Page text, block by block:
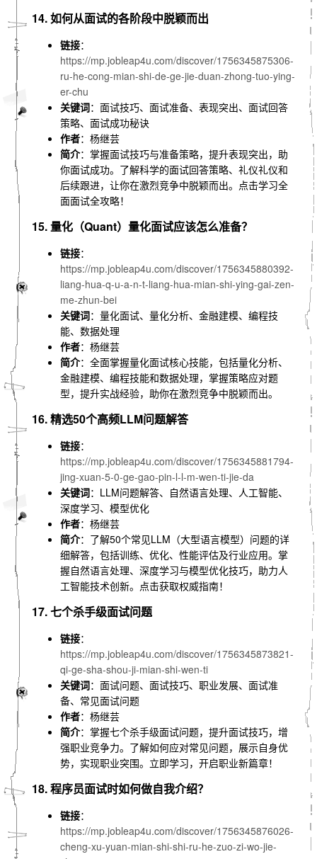
14. 如何从面试的各阶段中脱颖而出
链接：
https://mp.jobleap4u.com/discover/1756345875306-
ru-he-cong-mian-shi-de-ge-jie-duan-zhong-tuo-ying-
er-chu
关键词：面试技巧、面试准备、表现突出、面试回答
策略、面试成功秘诀
作者：杨继芸
简介：掌握面试技巧与准备策略，提升表现突出，助
你面试成功。了解科学的面试回答策略、礼仪礼仪和
后续跟进，让你在激烈竞争中脱颖而出。点击学习全
面面试全攻略！
15. 量化（Quant）量化面试应该怎么准备？
链接：
https://mp.jobleap4u.com/discover/1756345880392-
liang-hua-q-u-a-n-t-liang-hua-mian-shi-ying-gai-zen-
me-zhun-bei
关键词：量化面试、量化分析、金融建模、编程技
能、数据处理
作者：杨继芸
简介：全面掌握量化面试核心技能，包括量化分析、
金融建模、编程技能和数据处理，掌握策略应对题
型，提升实战经验，助你在激烈竞争中脱颖而出。
16. 精选50个高频LLM问题解答
链接：
https://mp.jobleap4u.com/discover/1756345881794-
jing-xuan-5-0-ge-gao-pin-l-l-m-wen-ti-jie-da
关键词：LLM问题解答、自然语言处理、人工智能、
深度学习、模型优化
作者：杨继芸
简介：了解50个常见LLM（大型语言模型）问题的详
细解答，包括训练、优化、性能评估及行业应用。掌
握自然语言处理、深度学习与模型优化技巧，助力人
工智能技术创新。点击获取权威指南！
17. 七个杀手级面试问题
链接：
https://mp.jobleap4u.com/discover/1756345873821-
qi-ge-sha-shou-ji-mian-shi-wen-ti
关键词：面试问题、面试技巧、职业发展、面试准
备、常见面试问题
作者：杨继芸
简介：掌握七个杀手级面试问题，提升面试技巧，增
强职业竞争力。了解如何应对常见问题，展示自身优
势，实现职业突围。立即学习，开启职业新篇章！
18. 程序员面试时如何做自我介绍？
链接：
https://mp.jobleap4u.com/discover/1756345876026-
cheng-xu-yuan-mian-shi-shi-ru-he-zuo-zi-wo-jie-